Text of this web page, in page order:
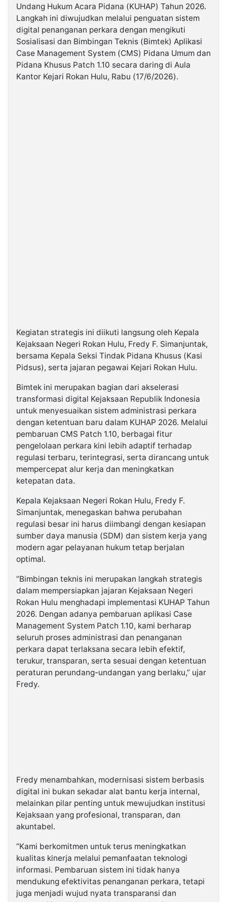
Kabarbaru.co
2026
Kabarbaru
Media
Holding
Undang Hukum Acara Pidana (KUHAP) Tahun 2026.
Langkah ini diwujudkan melalui penguatan sistem
digital penanganan perkara dengan mengikuti
Sosialisasi dan Bimbingan Teknis (Bimtek) Aplikasi
Case Management System (CMS) Pidana Umum dan
Pidana Khusus Patch 1.10 secara daring di Aula
Kantor Kejari Rokan Hulu, Rabu (17/6/2026).
Kegiatan strategis ini diikuti langsung oleh Kepala
Kejaksaan Negeri Rokan Hulu, Fredy F. Simanjuntak,
bersama Kepala Seksi Tindak Pidana Khusus (Kasi
Pidsus), serta jajaran pegawai Kejari Rokan Hulu.
Bimtek ini merupakan bagian dari akselerasi
transformasi digital Kejaksaan Republik Indonesia
untuk menyesuaikan sistem administrasi perkara
dengan ketentuan baru dalam KUHAP 2026. Melalui
pembaruan CMS Patch 1.10, berbagai fitur
pengelolaan perkara kini lebih adaptif terhadap
regulasi terbaru, terintegrasi, serta dirancang untuk
mempercepat alur kerja dan meningkatkan
ketepatan data.
Kepala Kejaksaan Negeri Rokan Hulu, Fredy F.
Simanjuntak, menegaskan bahwa perubahan
regulasi besar ini harus diimbangi dengan kesiapan
sumber daya manusia (SDM) dan sistem kerja yang
modern agar pelayanan hukum tetap berjalan
optimal.
“Bimbingan teknis ini merupakan langkah strategis
dalam mempersiapkan jajaran Kejaksaan Negeri
Rokan Hulu menghadapi implementasi KUHAP Tahun
2026. Dengan adanya pembaruan aplikasi Case
Management System Patch 1.10, kami berharap
seluruh proses administrasi dan penanganan
perkara dapat terlaksana secara lebih efektif,
terukur, transparan, serta sesuai dengan ketentuan
peraturan perundang-undangan yang berlaku,” ujar
Fredy.
Fredy menambahkan, modernisasi sistem berbasis
digital ini bukan sekadar alat bantu kerja internal,
melainkan pilar penting untuk mewujudkan institusi
Kejaksaan yang profesional, transparan, dan
akuntabel.
“Kami berkomitmen untuk terus meningkatkan
kualitas kinerja melalui pemanfaatan teknologi
informasi. Pembaruan sistem ini tidak hanya
mendukung efektivitas penanganan perkara, tetapi
juga menjadi wujud nyata transparansi dan